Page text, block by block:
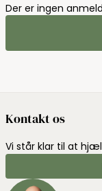
Der er ingen
Kontakt os
Vi står klar til at